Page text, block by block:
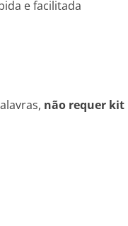
e facilitada
não requer kit